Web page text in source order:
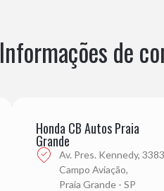
Informações de
Honda CB Autos Praia
Grande
Av. Pres. Kennedy, 3383
Campo Aviação,
Praia Grande - SP